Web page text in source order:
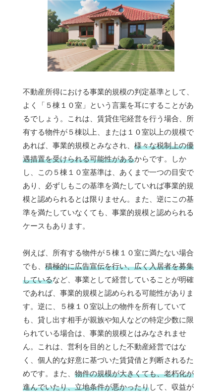
不動産所得における事業的規模の判定基準として、
よく「５棟１０室」という言葉を耳にすることがあ
るでしょう。これは、賃貸住宅経営を行う場合、所
有する物件が５棟以上、または１０室以上の規模で
あれば、事業的規模とみなされ、 様々な税制上の優
遇措置を受けられる可能性があるからです。しか
し、この５棟１０室基準は、あくまで一つの目安で
あり、必ずしもこの基準を満たしていれば事業的規
模と認められるとは限りません。また、逆にこの基
準を満たしていなくても、事業的規模と認められる
ケースもあります。
例えば、所有する物件が５棟１０室に満たない場合
でも、 積極的に広告宣伝を行い、広く入居者を募集
しているなど、事業として経営していることが明確
であれば、事業的規模と認められる可能性がありま
す。逆に、５棟１０室以上の物件を所有していて
も、貸し出す相手が親族や知人などの特定少数に限
られている場合は、事業的規模とはみなされませ
ん。これは、営利を目的とした不動産経営ではな
く、個人的な好意に基づいた賃貸借と判断されるた
めです。また、 物件の規模が大きくても、老朽化が
進んでいたり、立地条件が悪かったりして、収益が